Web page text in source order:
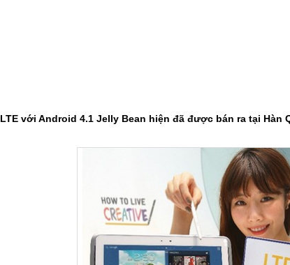
LTE với Android 4.1 Jelly Bean hiện đã được bán ra tại